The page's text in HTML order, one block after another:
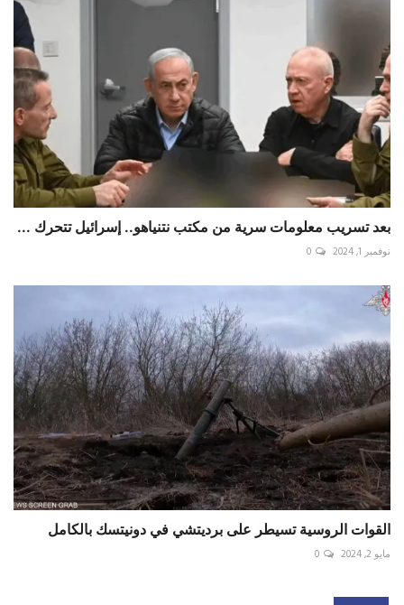
بعد تسريب معلومات سرية من مكتب نتنياهو.. إسرائيل تتحرك ...
نوفمبر 1, 2024 0
القوات الروسية تسيطر على برديتشي في دونيتسك بالكامل
مايو 2, 2024 0